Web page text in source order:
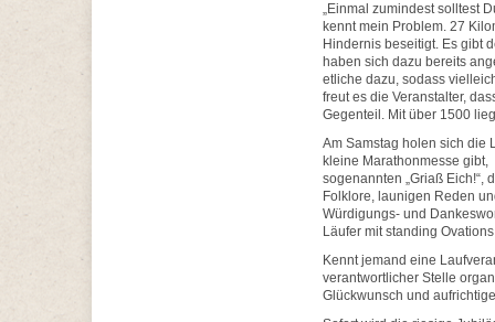
„Einmal zumindest solltest
kennt mein Problem. 27
Hindernis beseitigt. Es gibt
haben sich dazu bereits
etliche dazu, sodass
freut es die Veranstalter,
Gegenteil. Mit über 1500
Am Samstag holen sich die
kleine Marathonmesse
sogenannten „Griaß Eich!“,
Folklore, launigen Reden
Würdigungs- und
Läufer mit standing
Kennt jemand eine
verantwortlicher Stelle
Glückwunsch und